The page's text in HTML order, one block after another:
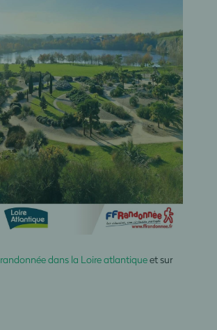
randonnée dans la Loire atlantiqueet sur